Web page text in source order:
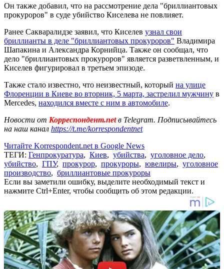
Он также добавил, что на рассмотрение дела "бриллиантовых
прокуроров" в суде убийство Киселева не повлияет.
Ранее Сакваралидзе заявил, что Киселев узнал свои
бриллианты в деле "бриллиантовых прокуроров" Владимира
Шапакина и Александра Корнийца. Также он сообщал, что
дело "бриллиантовых прокуроров" является разветвленным, и
Киселев фигурировал в третьем эпизоде.
Также стало известно, что неизвестный, который на улице
Флоренции в Киеве во вторник, 5 марта, застрелил мужчину в
Mercedes, находился вместе с ним в автомобиле.
Новости от Корреспондент.netв Telegram. Подписывайтесь
на наш канал https://t.me/korrespondentnet
Читайте Korrespondent.net в Google News
ТЕГИ: Генпрокуратура, Киев, убийства, уголовное дело,
убийство, ГПУ, прокурор, прокуроры, ювелиры, уголовное
производство, бриллиантовые прокуроры
Если вы заметили ошибку, выделите необходимый текст и
нажмите Ctrl+Enter, чтобы сообщить об этом редакции.